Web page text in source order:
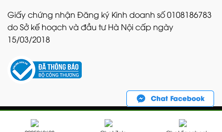
Giấy chứng nhận Đăng ký Kinh doanh số 0108186783
do Sở kế hoạch và đầu tư Hà Nội cấp ngày
15/03/2018
cấm sao chép dưới mọi hình thức